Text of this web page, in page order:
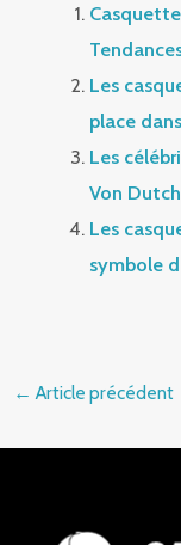
Les
place
Les
Von
Les
symbole
← Article précédent